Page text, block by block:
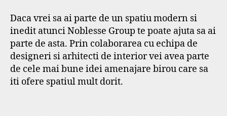
Daca vrei sa ai parte de un spatiu modern si
inedit atunci Noblesse Group te poate ajuta sa ai
parte de asta. Prin colaborarea cu echipa de
designeri si arhitecti de interior vei avea parte
de cele mai bune idei amenajare birou care sa
iti ofere spatiul mult dorit.